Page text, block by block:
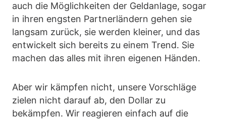
auch die Möglichkeiten der Geldanlage, sogar
in ihren engsten Partnerländern gehen sie
langsam zurück, sie werden kleiner, und das
entwickelt sich bereits zu einem Trend. Sie
machen das alles mit ihren eigenen Händen.
Aber wir kämpfen nicht, unsere Vorschläge
zielen nicht darauf ab, den Dollar zu
bekämpfen. Wir reagieren einfach auf die